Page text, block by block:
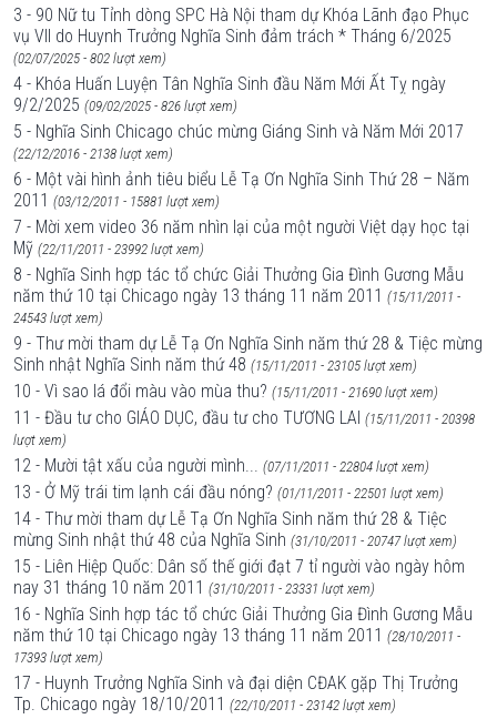
3 - 90 Nữ tu Tỉnh dòng SPC Hà Nội tham dự Khóa Lãnh đạo Phục
vụ VII do Huynh Trưởng Nghĩa Sinh đảm trách * Tháng 6/2025
(02/07/2025 - 802 lượt xem)
4 - Khóa Huấn Luyện Tân Nghĩa Sinh đầu Năm Mới Ất Tỵ ngày
9/2/2025 (09/02/2025 - 826 lượt xem)
5 - Nghĩa Sinh Chicago chúc mừng Giáng Sinh và Năm Mới 2017
(22/12/2016 - 2138 lượt xem)
6 - Một vài hình ảnh tiêu biểu Lễ Tạ Ơn Nghĩa Sinh Thứ 28 – Năm
2011 (03/12/2011 - 15881 lượt xem)
7 - Mời xem video 36 năm nhìn lại của một người Việt dạy học tại
Mỹ (22/11/2011 - 23992 lượt xem)
8 - Nghĩa Sinh hợp tác tổ chức Giải Thưởng Gia Đình Gương Mẫu
năm thứ 10 tại Chicago ngày 13 tháng 11 năm 2011 (15/11/2011 -
24543 lượt xem)
9 - Thư mời tham dự Lễ Tạ Ơn Nghĩa Sinh năm thứ 28 & Tiệc mừng
Sinh nhật Nghĩa Sinh năm thứ 48 (15/11/2011 - 23105 lượt xem)
10 - Vì sao lá đổi màu vào mùa thu? (15/11/2011 - 21690 lượt xem)
11 - Đầu tư cho GIÁO DỤC, đầu tư cho TƯƠNG LAI (15/11/2011 - 20398
lượt xem)
12 - Mười tật xấu của người mình... (07/11/2011 - 22804 lượt xem)
13 - Ở Mỹ trái tim lạnh cái đầu nóng? (01/11/2011 - 22501 lượt xem)
14 - Thư mời tham dự Lễ Tạ Ơn Nghĩa Sinh năm thứ 28 & Tiệc
mừng Sinh nhật thứ 48 của Nghĩa Sinh (31/10/2011 - 20747 lượt xem)
15 - Liên Hiệp Quốc: Dân số thế giới đạt 7 tỉ người vào ngày hôm
nay 31 tháng 10 năm 2011 (31/10/2011 - 23331 lượt xem)
16 - Nghĩa Sinh hợp tác tổ chức Giải Thưởng Gia Đình Gương Mẫu
năm thứ 10 tại Chicago ngày 13 tháng 11 năm 2011 (28/10/2011 -
17393 lượt xem)
17 - Huynh Trưởng Nghĩa Sinh và đại diện CĐAK gặp Thị Trưởng
Tp. Chicago ngày 18/10/2011 (22/10/2011 - 23142 lượt xem)